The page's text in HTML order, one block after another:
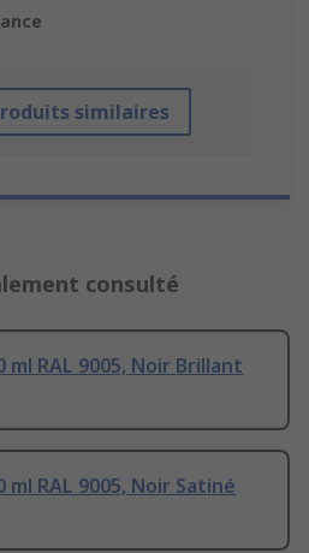
similaires
consulté
RAL 9005, Noir Brillant
RAL 9005, Noir Satiné